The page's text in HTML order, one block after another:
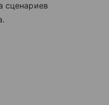
сценариев